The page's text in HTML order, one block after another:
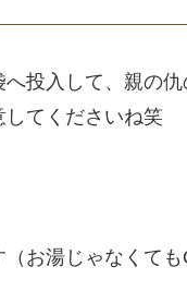
投入して、親の
てくださいね笑
お湯じゃなくても